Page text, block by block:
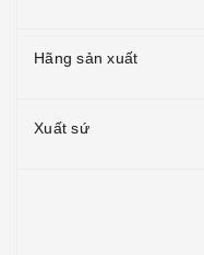
Hãng sản xuất
Xuất sứ